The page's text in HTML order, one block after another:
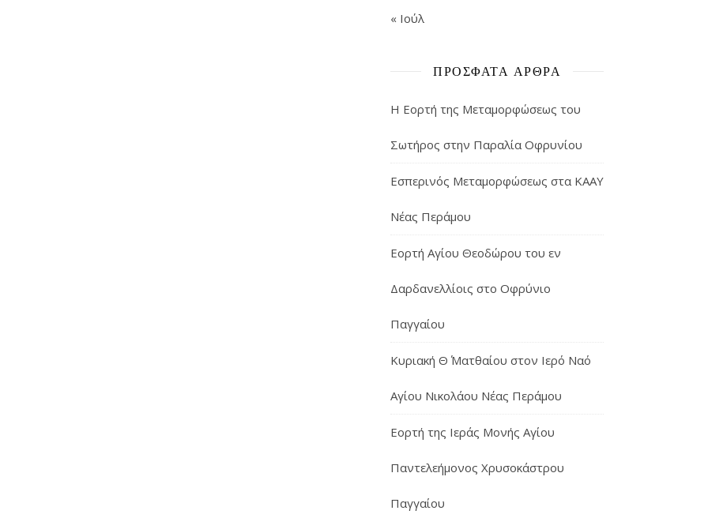
« Ιούλ
ΠΡΌΣΦΑΤΑ ΆΡΘΡΑ
Η Εορτή της Μεταμορφώσεως του
Σωτήρος στην Παραλία Οφρυνίου
Εσπερινός Μεταμορφώσεως στα ΚΑΑΥ
Νέας Περάμου
Εορτή Αγίου Θεοδώρου του εν
Δαρδανελλίοις στο Οφρύνιο
Παγγαίου
Κυριακή Θ΄ Ματθαίου στον Ιερό Ναό
Αγίου Νικολάου Νέας Περάμου
Εορτή της Ιεράς Μονής Αγίου
Παντελεήμονος Χρυσοκάστρου
Παγγαίου